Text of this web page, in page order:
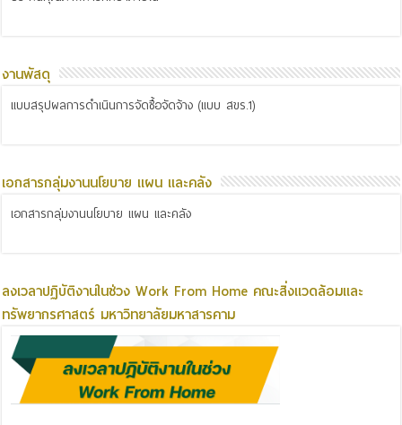
งานพัสดุ
แบบสรุปผลการดำเนินการจัดซื้อจัดจ้าง (แบบ สขร.1)
เอกสารกลุ่มงานนโยบาย แผน และคลัง
เอกสารกลุ่มงานนโยบาย แผน และคลัง
ลงเวลาปฏิบัติงานในช่วง Work From Home คณะสิ่งแวดล้อมและ
ทรัพยากรศาสตร์ มหาวิทยาลัยมหาสารคาม